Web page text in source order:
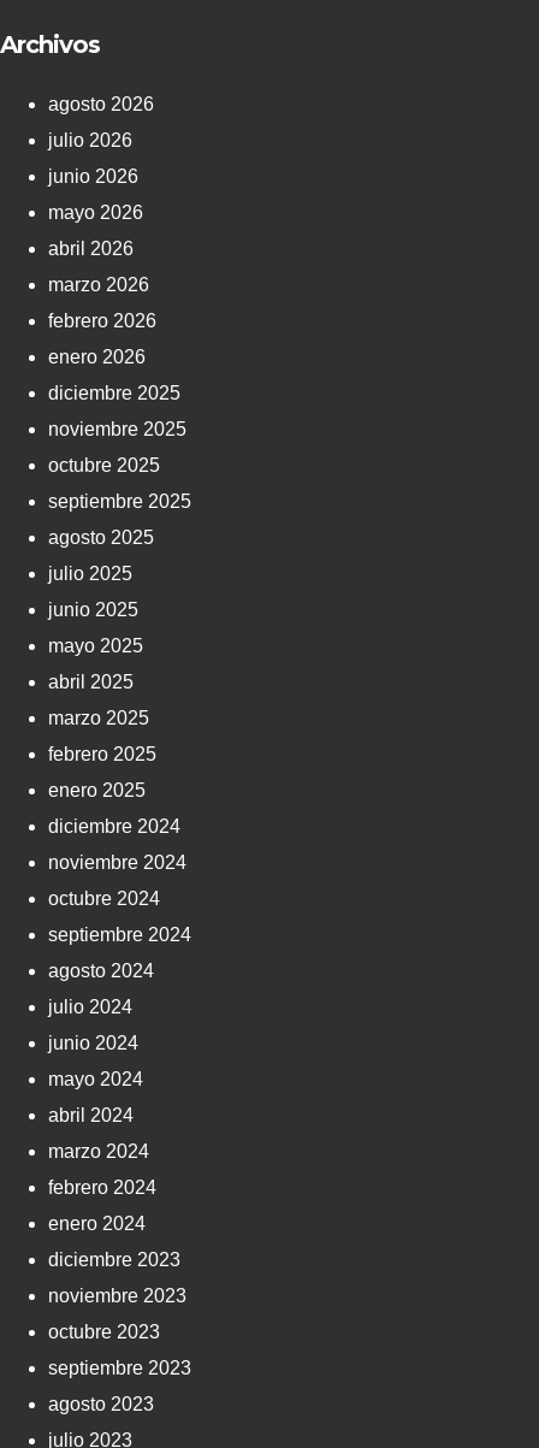
Archivos
agosto 2026
julio 2026
junio 2026
mayo 2026
abril 2026
marzo 2026
febrero 2026
enero 2026
diciembre 2025
noviembre 2025
octubre 2025
septiembre 2025
agosto 2025
julio 2025
junio 2025
mayo 2025
abril 2025
marzo 2025
febrero 2025
enero 2025
diciembre 2024
noviembre 2024
octubre 2024
septiembre 2024
agosto 2024
julio 2024
junio 2024
mayo 2024
abril 2024
marzo 2024
febrero 2024
enero 2024
diciembre 2023
noviembre 2023
octubre 2023
septiembre 2023
agosto 2023
julio 2023